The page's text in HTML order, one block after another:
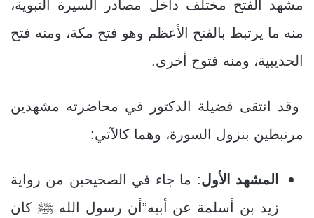
مشهد الفتح مختلف داخل مصادر السيرة النبوية،
منه ما يرتبط بالفتح الأعظم وهو فتح مكة، ومنه فتح
الحديبية، ومنه فتوح أخرى.
وقد انتقى فضيلة الدكتور في محاضرته مشهدين
مرتبطين بنزول السورة، وهما كالآتي:
المشهد الأول: ما جاء في الصحيحين من رواية
زيد بن أسلمة عن أبيه”أن رسول الله ﷺ كان